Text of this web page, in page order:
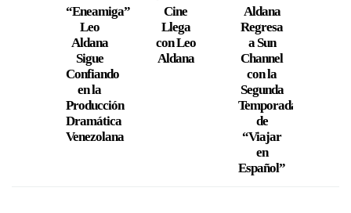
“Eneamiga”
Leo
Aldana
Sigue
Confiando
en la
Producción
Dramática
Venezolana
Cine
Llega
con Leo
Aldana
Aldana
Regresa
a Sun
Channel
con la
Segunda
Temporada
de
“Viajar
en
Español”